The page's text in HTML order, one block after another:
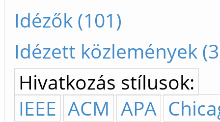
Idézők (101)
Idézett közlemények
Hivatkozás stílusok:
IEEE ACM APA